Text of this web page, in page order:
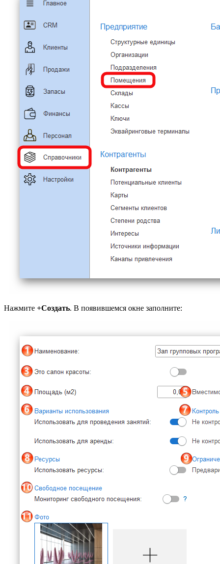
Нажмите +Создать. В появившемся окне заполните: